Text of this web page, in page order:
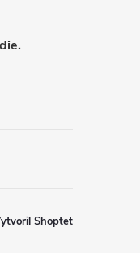
Shoptet